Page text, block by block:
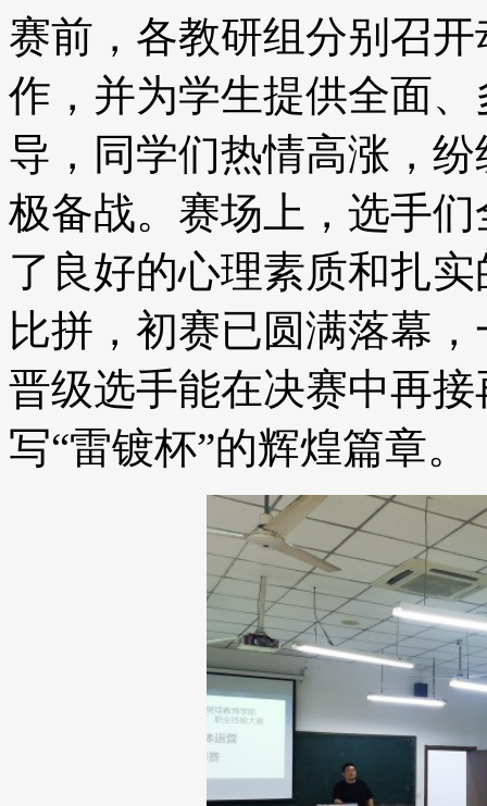
赛前，各教研组分别召
作，并为学生提供全面
导，同学们热情高涨，
极备战。赛场上，选手
了良好的心理素质和扎
比拼，初赛已圆满落幕
晋级选手能在决赛中再
写“雷镀杯”的辉煌篇章。